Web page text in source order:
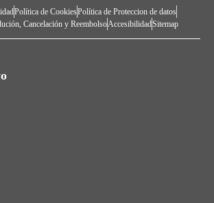
Política de CookiesPolítica de Proteccion de datos
Cancelación y ReembolsoAccesibilidadSitemap